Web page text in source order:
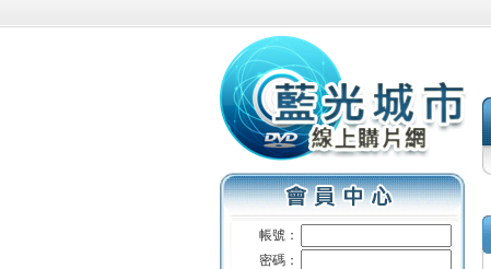
帳號：
密碼：